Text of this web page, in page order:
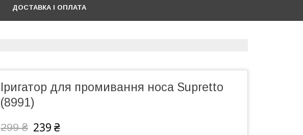
ДОСТАВКА І ОПЛАТА
Іригатор для промивання носа Supretto
(8991)
299 ₴ 239 ₴